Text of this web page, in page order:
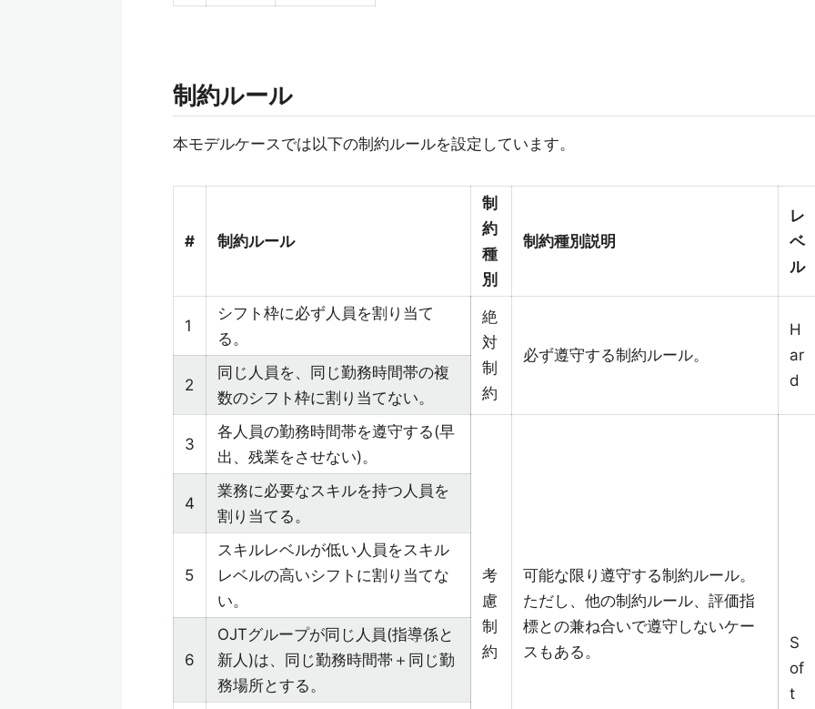
制約ルール
本モデルケースでは以下の制約ルールを設定しています。
# 制約ルール
制
約
種
別
制約種別説明
レ
ベ
ル
1
シフト枠に必ず人員を割り当て
る。
絶
対
制
約
必ず遵守する制約ルール。
H
ar
d
2
同じ人員を、同じ勤務時間帯の複
数のシフト枠に割り当てない。
3
各人員の勤務時間帯を遵守する(早
出、残業をさせない)。
考
慮
制
約
可能な限り遵守する制約ルール。
ただし、他の制約ルール、評価指
標との兼ね合いで遵守しないケー
スもある。
S
of
t
4
業務に必要なスキルを持つ人員を
割り当てる。
5
スキルレベルが低い人員をスキル
レベルの高いシフトに割り当てな
い。
6
OJTグループが同じ人員(指導係と
新人)は、同じ勤務時間帯＋同じ勤
務場所とする。